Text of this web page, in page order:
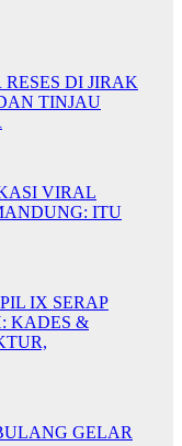
DI JIRAK
TINJAU
VIRAL
ITU
IX SERAP
KADES &
GELAR